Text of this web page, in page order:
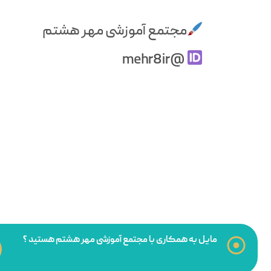
مجتمع آموزشی مهر هشتم
@mehr8ir
مایل به همکاری با مجتمع آموزشی مهر هشتم هستید ؟